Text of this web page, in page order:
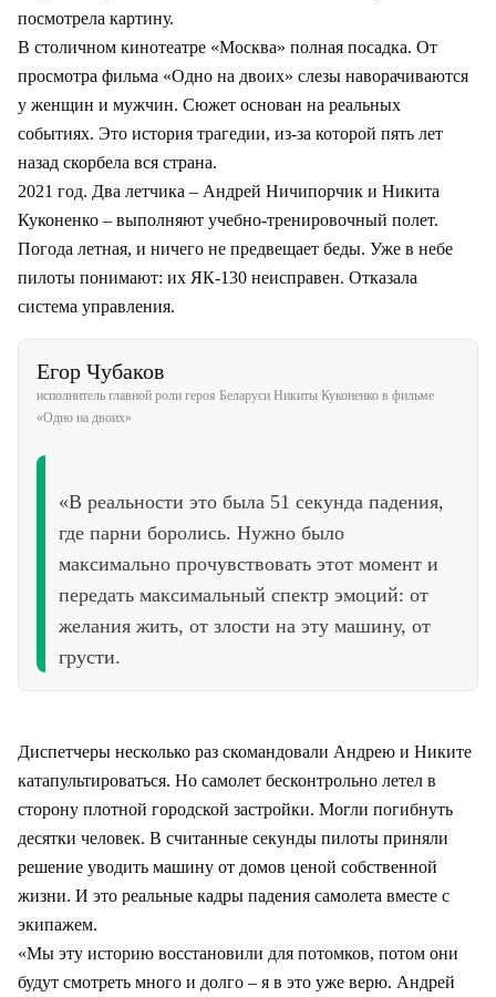
посмотрела картину.
В столичном кинотеатре «Москва» полная посадка. От
просмотра фильма «Одно на двоих» слезы наворачиваются
у женщин и мужчин. Сюжет основан на реальных
событиях. Это история трагедии, из-за которой пять лет
назад скорбела вся страна.
2021 год. Два летчика – Андрей Ничипорчик и Никита
Куконенко – выполняют учебно-тренировочный полет.
Погода летная, и ничего не предвещает беды. Уже в небе
пилоты понимают: их ЯК-130 неисправен. Отказала
система управления.
Егор Чубаков
исполнитель главной роли героя Беларуси Никиты Куконенко в фильме
«Одно на двоих»
«В реальности это была 51 секунда падения,
где парни боролись. Нужно было
максимально прочувствовать этот момент и
передать максимальный спектр эмоций: от
желания жить, от злости на эту машину, от
грусти.
Диспетчеры несколько раз скомандовали Андрею и Никите
катапультироваться. Но самолет бесконтрольно летел в
сторону плотной городской застройки. Могли погибнуть
десятки человек. В считанные секунды пилоты приняли
решение уводить машину от домов ценой собственной
жизни. И это реальные кадры падения самолета вместе с
экипажем.
«Мы эту историю восстановили для потомков, потом они
будут смотреть много и долго – я в это уже верю. Андрей